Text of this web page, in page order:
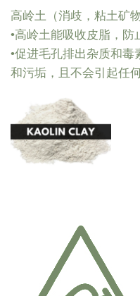
高岭土（消歧，粘土矿物
•高岭土能吸收皮脂，防
•促进毛孔排出杂质和
和污垢，且不会引起任